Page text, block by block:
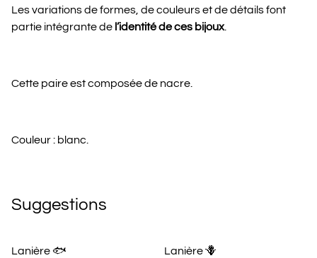
Les variations de formes, de couleurs et de détails font
partie intégrante de l’identité de ces bijoux.
Cette paire est composée de nacre.
Couleur : blanc.
Suggestions
Lanière 🐟 Lanière 🪻